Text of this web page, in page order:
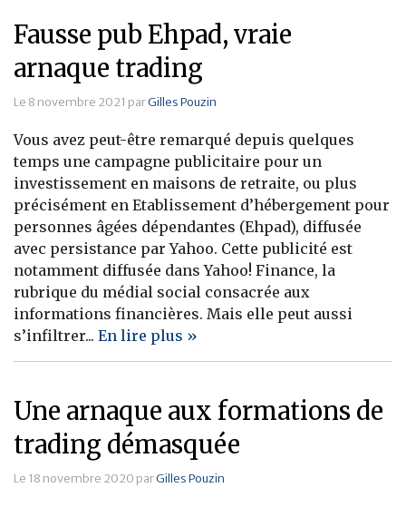
Fausse pub Ehpad, vraie
arnaque trading
Le 8 novembre 2021 parGilles Pouzin
Vous avez peut-être remarqué depuis quelques
temps une campagne publicitaire pour un
investissement en maisons de retraite, ou plus
précisément en Etablissement d’hébergement pour
personnes âgées dépendantes (Ehpad), diffusée
avec persistance par Yahoo. Cette publicité est
notamment diffusée dans Yahoo! Finance, la
rubrique du médial social consacrée aux
informations financières. Mais elle peut aussi
s’infiltrer... En lire plus »
Une arnaque aux formations de
trading démasquée
Le 18 novembre 2020 parGilles Pouzin